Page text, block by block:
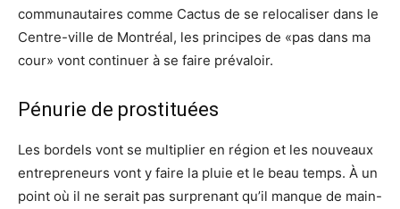
communautaires comme Cactus de se relocaliser dans le
Centre-ville de Montréal, les principes de «pas dans ma
cour» vont continuer à se faire prévaloir.
Pénurie de prostituées
Les bordels vont se multiplier en région et les nouveaux
entrepreneurs vont y faire la pluie et le beau temps. À un
point où il ne serait pas surprenant qu’il manque de main-